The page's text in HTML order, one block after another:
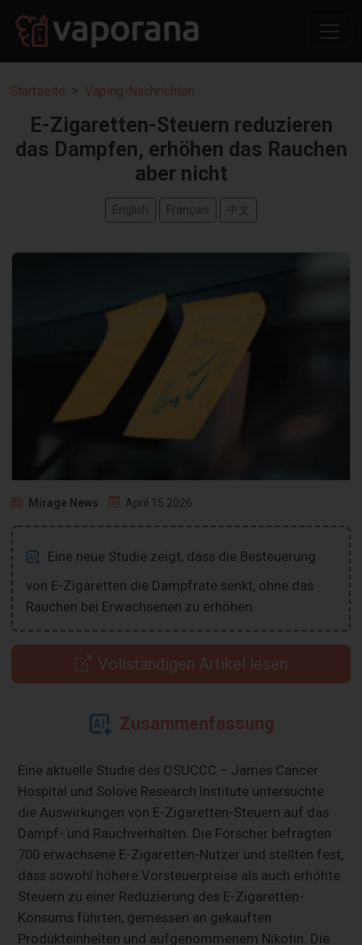
Startseite Vaping-Nachrichten
E-Zigaretten-Steuern reduzieren
das Dampfen, erhöhen das Rauchen
aber nicht
English Français 中文
Mirage News April 15 2026
Eine neue Studie zeigt, dass die Besteuerung
von E-Zigaretten die Dampfrate senkt, ohne das
Rauchen bei Erwachsenen zu erhöhen.
Vollständigen Artikel lesen
Zusammenfassung
Eine aktuelle Studie des OSUCCC – James Cancer
Hospital und Solove Research Institute untersuchte
die Auswirkungen von E-Zigaretten-Steuern auf das
Dampf- und Rauchverhalten. Die Forscher befragten
700 erwachsene E-Zigaretten-Nutzer und stellten fest,
dass sowohl höhere Vorsteuerpreise als auch erhöhte
Steuern zu einer Reduzierung des E-Zigaretten-
Konsums führten, gemessen an gekauften
Produkteinheiten und aufgenommenem Nikotin. Die